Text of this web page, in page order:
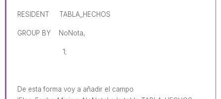
RESIDENT TABLA_HECHOS
GROUP BY NoNota,
1;
De esta forma voy a añadir el campo